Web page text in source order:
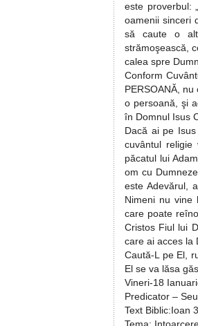
este proverbul:
oamenii sinceri
să caute o
strămoşească,
calea spre
Conform
PERSOANĂ,
o persoană, şi
în Domnul Isus
Dacă ai pe
cuvântul
păcatul lui
om cu
este Adevărul,
Nimeni nu vine
care poate
Cristos Fiul lui
care ai acces la
Caută-L pe El,
El se va lăsa
Vineri-18
Predicator –
Text Biblic:Ioan